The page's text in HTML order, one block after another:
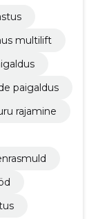
multilift
paigaldus
rajamine